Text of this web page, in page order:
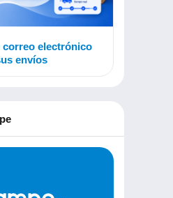
correo electrónico
envíos